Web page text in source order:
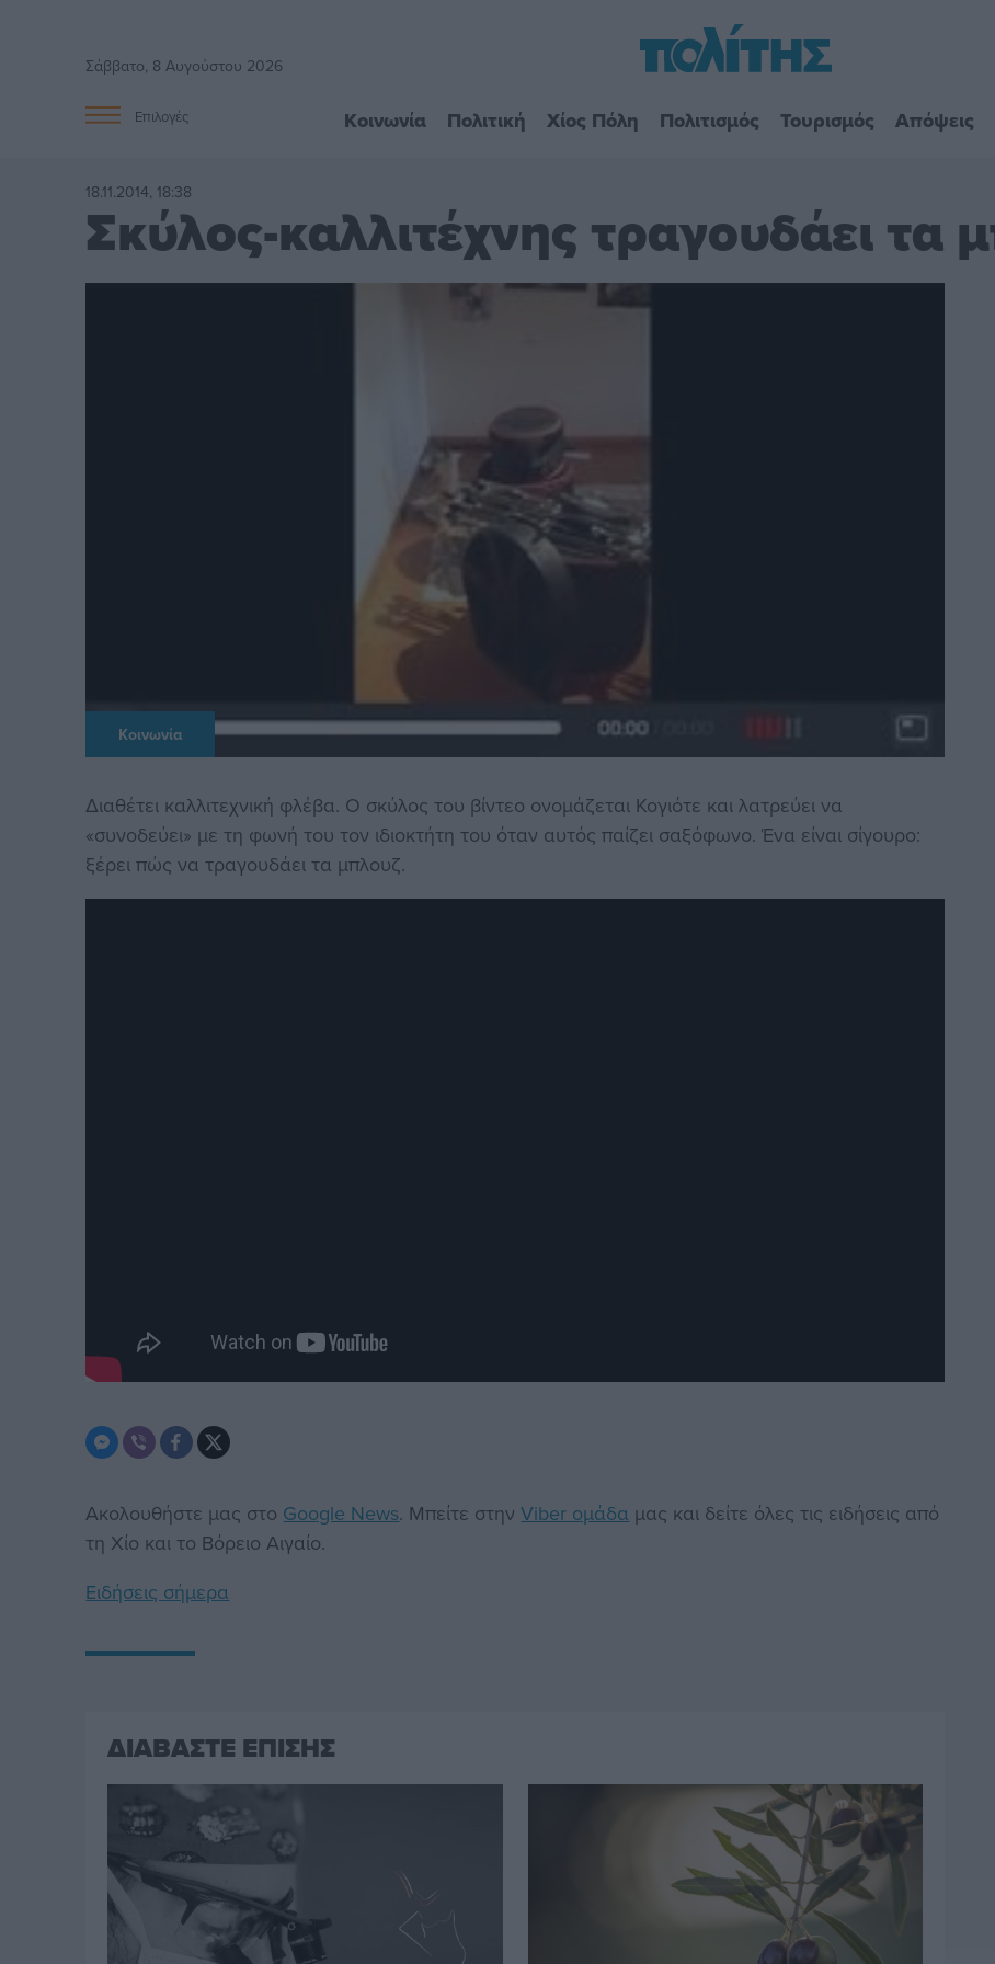
Σάββατο, 8 Αυγούστου 2026
Επιλογές Κοινωνία Πολιτική Χίος Πόλη Πολιτισμός Τουρισμός Απόψεις
18.11.2014, 18:38
Σκύλος-καλλιτέχνης τραγουδάει τα
Κοινωνία
Διαθέτει καλλιτεχνική φλέβα. Ο σκύλος του βίντεο ονομάζεται Κογιότε και λατρεύει να
«συνοδεύει» με τη φωνή του τον ιδιοκτήτη του όταν αυτός παίζει σαξόφωνο. Ένα είναι σίγουρο:
ξέρει πώς να τραγουδάει τα μπλουζ.
Ακολουθήστε μας στο Google News. Μπείτε στηνViber ομάδα μας και δείτε όλες τις ειδήσεις από
τη Χίο και το Βόρειο Αιγαίο.
Ειδήσεις σήμερα
ΔΙΑΒΑΣΤΕ ΕΠΙΣΗΣ